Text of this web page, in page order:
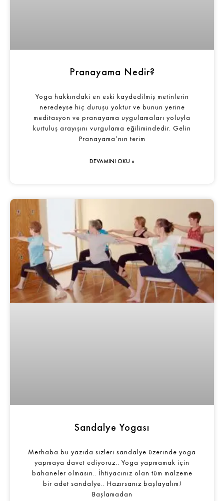
Pranayama Nedir?
Yoga hakkındaki en eski kaydedilmiş metinlerin
neredeyse hiç duruşu yoktur ve bunun yerine
meditasyon ve pranayama uygulamaları yoluyla
kurtuluş arayışını vurgulama eğilimindedir. Gelin
Pranayama’nın terim
DEVAMINI OKU »
Sandalye Yogası
Merhaba bu yazıda sizleri sandalye üzerinde yoga
yapmaya davet ediyoruz.. Yoga yapmamak için
bahaneler olmasın.. İhtiyacınız olan tüm malzeme
bir adet sandalye.. Hazırsanız başlayalım!
Başlamadan